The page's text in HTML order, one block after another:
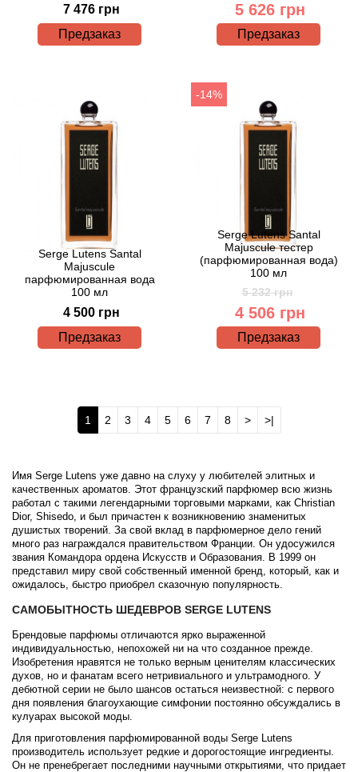
7 476 грн
Предзаказ
5 626 грн
Предзаказ
Serge Lutens Santal
Majuscule
парфюмированная вода
100 мл
4 500 грн
Предзаказ
-14%
Serge Lutens Santal
Majuscule тестер
(парфюмированная вода)
100 мл
5 232 грн
4 506 грн
Предзаказ
1 2 3 4 5 6 7 8 > >|
Имя Serge Lutens уже давно на слуху у любителей элитных и
качественных ароматов. Этот французский парфюмер всю жизнь
работал с такими легендарными торговыми марками, как Christian
Dior, Shisedo, и был причастен к возникновению знаменитых
душистых творений. За свой вклад в парфюмерное дело гений
много раз награждался правительством Франции. Он удосужился
звания Командора ордена Искусств и Образования. В 1999 он
представил миру свой собственный именной бренд, который, как и
ожидалось, быстро приобрел сказочную популярность.
САМОБЫТНОСТЬ ШЕДЕВРОВ SERGE LUTENS
Брендовые парфюмы отличаются ярко выраженной
индивидуальностью, непохожей ни на что созданное прежде.
Изобретения нравятся не только верным ценителям классических
духов, но и фанатам всего нетривиального и ультрамодного. У
дебютной серии не было шансов остаться неизвестной: с первого
дня появления благоухающие симфонии постоянно обсуждались в
кулуарах высокой моды.
Для приготовления парфюмированной воды Serge Lutens
производитель использует редкие и дорогостоящие ингредиенты.
Он не пренебрегает последними научными открытиями, что придает
Blackglama
Boadicea the Victorious
Bogdan Zubchenko
Bois 1920
Bon Parfumeur
Bond No.9
Bottega Profumiera
Brioni
Britney Spears
Brooks Brothers
Brut
Burberry
Bvlgari